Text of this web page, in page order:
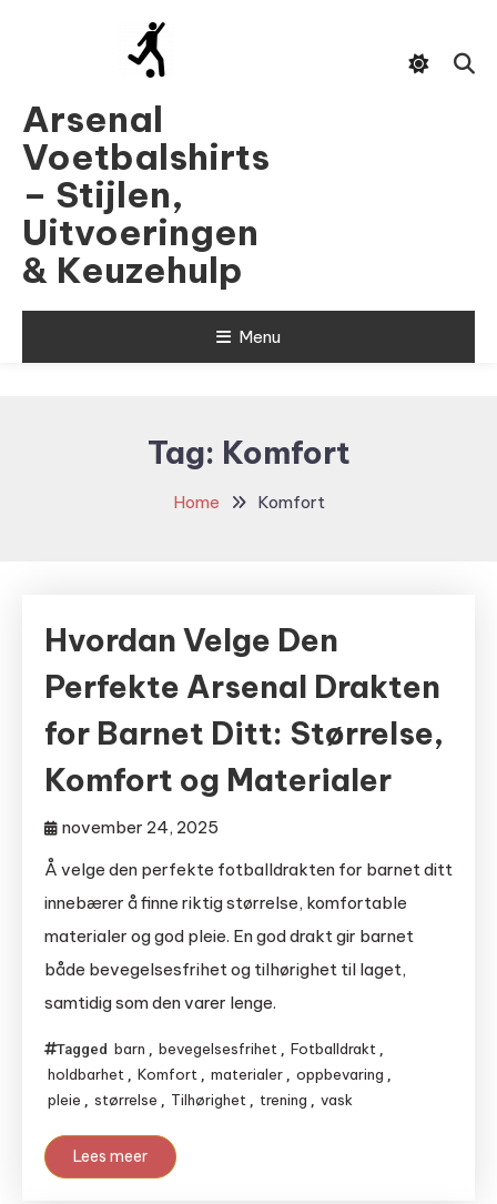
Arsenal
Voetbalshirts
– Stijlen,
Uitvoeringen
& Keuzehulp
Menu
Tag: Komfort
Home Komfort
Hvordan Velge Den
Perfekte Arsenal Drakten
for Barnet Ditt: Størrelse,
Komfort og Materialer
november 24, 2025
Å velge den perfekte fotballdrakten for barnet ditt
innebærer å finne riktig størrelse, komfortable
materialer og god pleie. En god drakt gir barnet
både bevegelsesfrihet og tilhørighet til laget,
samtidig som den varer lenge.
Tagged barn , bevegelsesfrihet , Fotballdrakt ,
holdbarhet , Komfort , materialer , oppbevaring ,
pleie , størrelse , Tilhørighet , trening , vask
Lees meer